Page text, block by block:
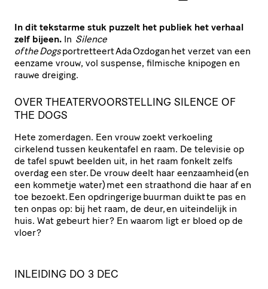
In dit tekstarme stuk puzzelt het publiek het verhaal
zelf bijeen. In Silence
of the Dogsportretteert Ada Ozdogan het verzet van een
eenzame vrouw, vol suspense, filmische knipogen en
rauwe dreiging.
OVER THEATERVOORSTELLING SILENCE OF
THE DOGS
Hete zomerdagen. Een vrouw zoekt verkoeling
cirkelend tussen keukentafel en raam. De televisie op
de tafel spuwt beelden uit, in het raam fonkelt zelfs
overdag een ster. De vrouw deelt haar eenzaamheid (en
een kommetje water) met een straathond die haar af en
toe bezoekt. Een opdringerige buurman duikt te pas en
ten onpas op: bij het raam, de deur, en uiteindelijk in
huis. Wat gebeurt hier? En waarom ligt er bloed op de
vloer?
INLEIDING DO 3 DEC